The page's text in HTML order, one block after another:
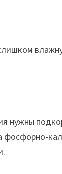
нужны
фосфорно-